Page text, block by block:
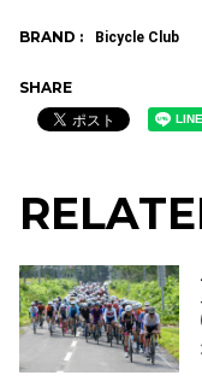
BRAND : Bicycle Club
SHARE